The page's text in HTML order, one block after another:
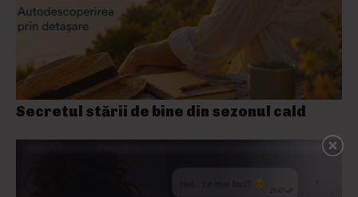
Secretul stării de bine din sezonul cald